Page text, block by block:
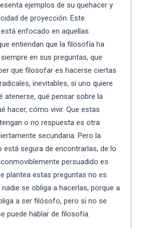
ejemplos de su quehacer y
de proyección. Este
enfocado en aquellas
entiendan que la filosofía ha
en sus preguntas, que
que filosofar es hacerse ciertas
inevitables, si uno quiere
atenerse, qué pensar sobre la
hacer, cómo vivir. Que estas
o no respuesta es otra
secundaria. Pero la
está segura de encontrarlas, de lo
persuadido es
plantea estas preguntas no es
se obliga a hacerlas, porque a
a ser filósofo, pero si no se
puede hablar de filosofía.